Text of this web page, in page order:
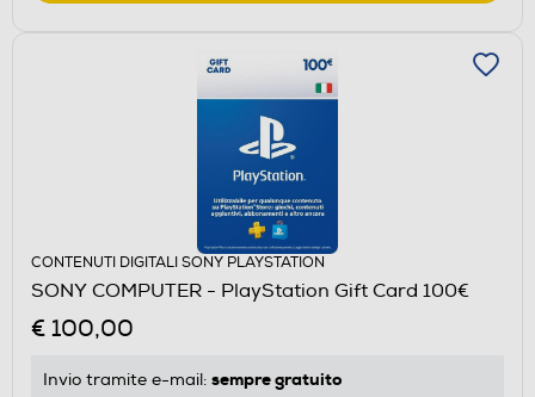
CONTENUTI DIGITALI SONY PLAYSTATION
SONY COMPUTER - PlayStation Gift Card 100€
€ 100,00
Invio tramite e-mail: sempre gratuito